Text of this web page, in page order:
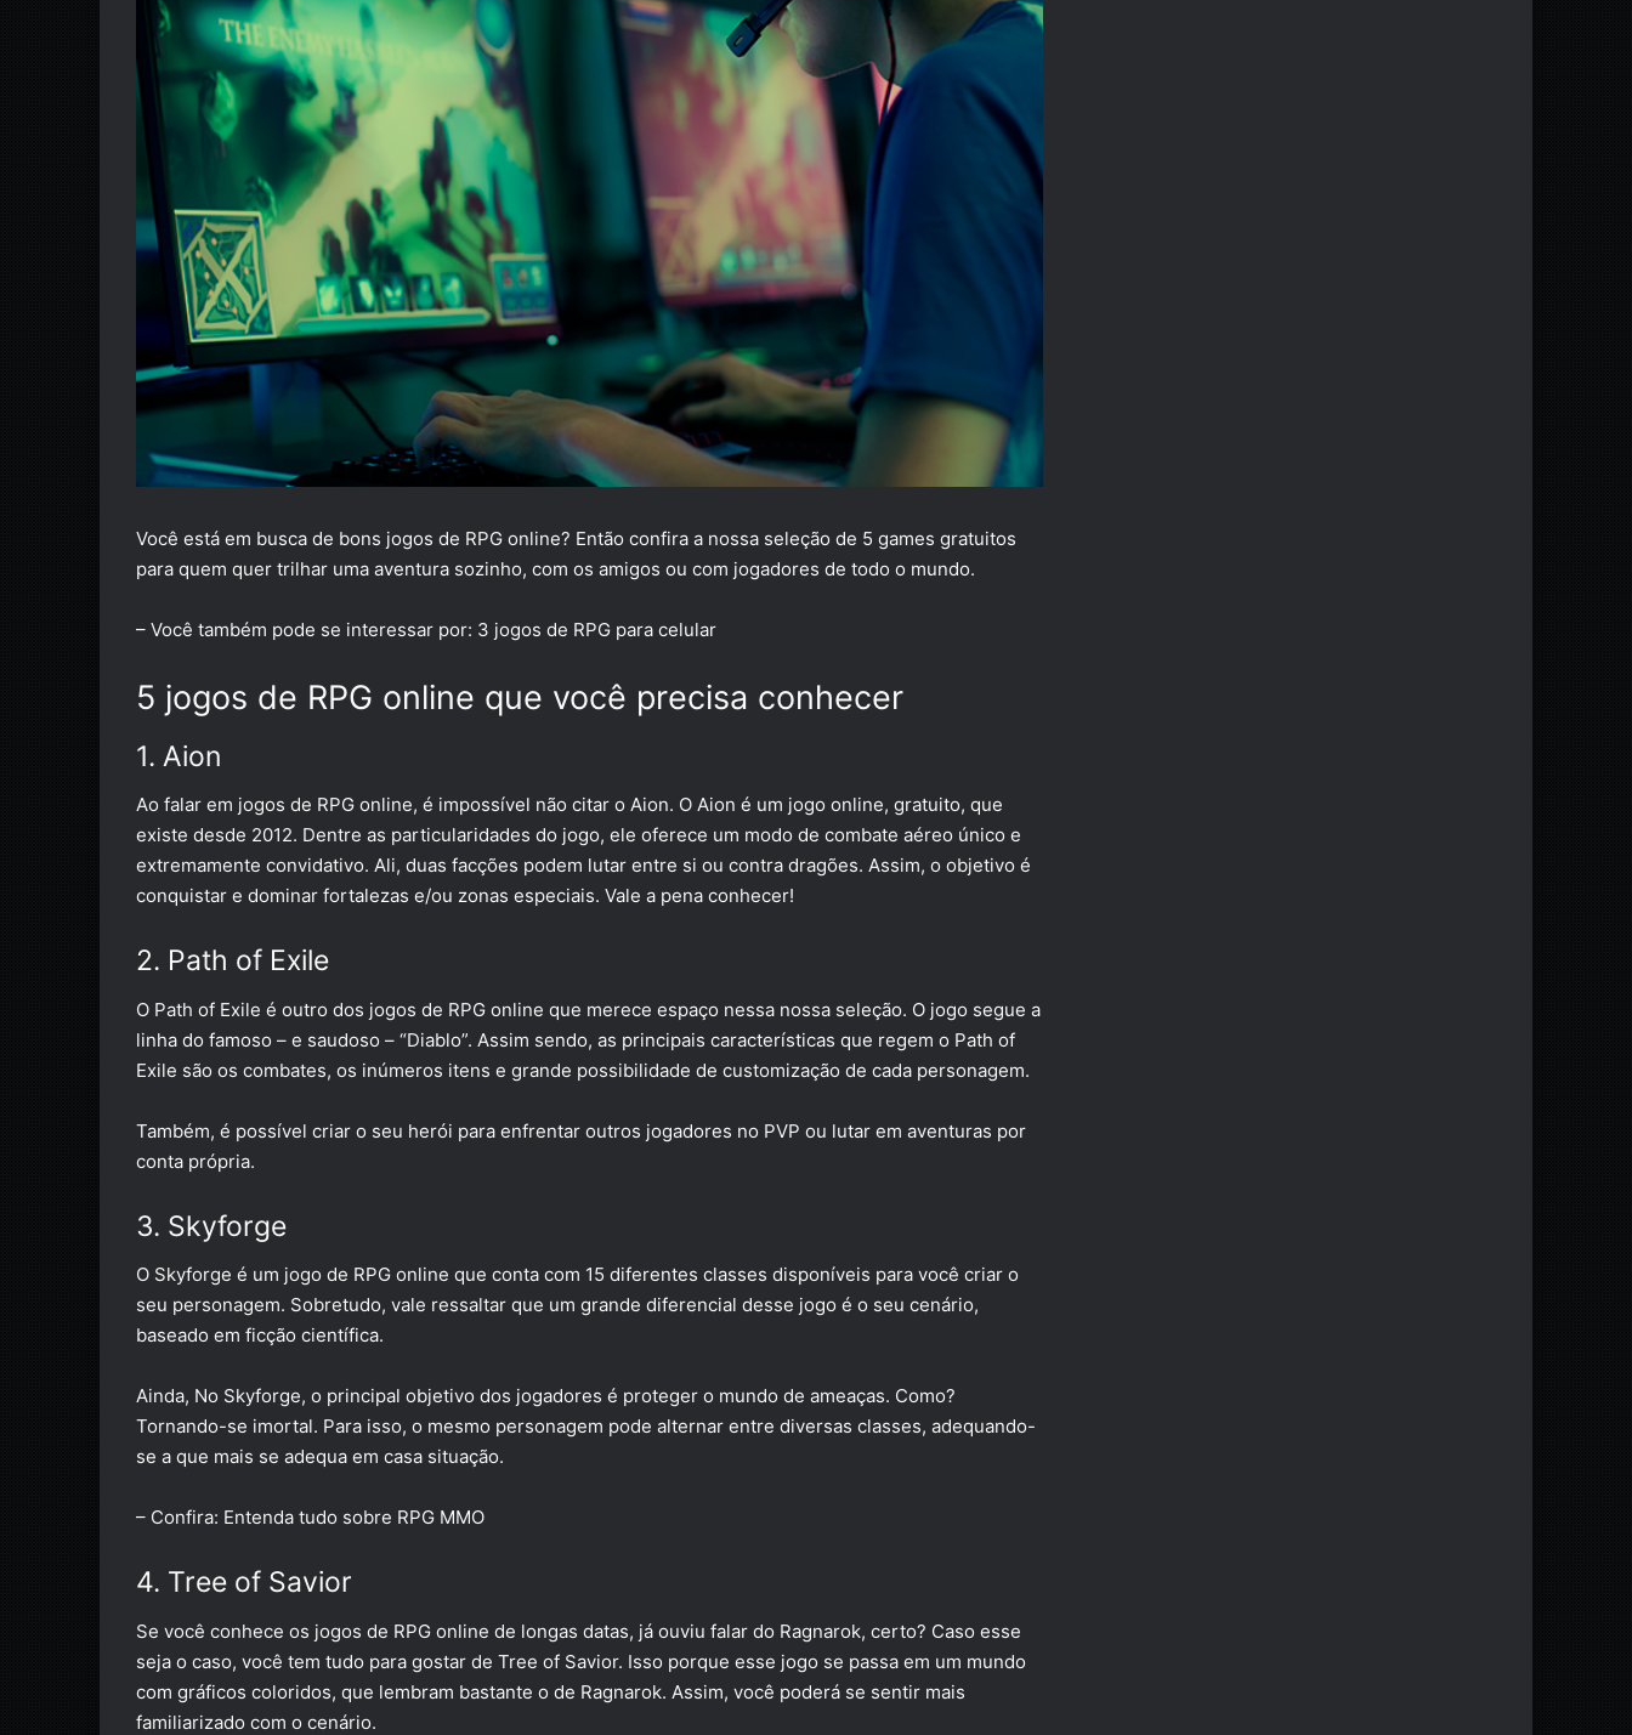
Você está em busca de bons jogos de RPG online? Então confira a nossa seleção de 5 games gratuitos
para quem quer trilhar uma aventura sozinho, com os amigos ou com jogadores de todo o mundo.
– Você também pode se interessar por: 3 jogos de RPG para celular
5 jogos de RPG online que você precisa conhecer
1. Aion
Ao falar em jogos de RPG online, é impossível não citar o Aion. O Aion é um jogo online, gratuito, que
existe desde 2012. Dentre as particularidades do jogo, ele oferece um modo de combate aéreo único e
extremamente convidativo. Ali, duas facções podem lutar entre si ou contra dragões. Assim, o objetivo é
conquistar e dominar fortalezas e/ou zonas especiais. Vale a pena conhecer!
2. Path of Exile
O Path of Exile é outro dos jogos de RPG online que merece espaço nessa nossa seleção. O jogo segue a
linha do famoso – e saudoso – “Diablo”. Assim sendo, as principais características que regem o Path of
Exile são os combates, os inúmeros itens e grande possibilidade de customização de cada personagem.
Também, é possível criar o seu herói para enfrentar outros jogadores no PVP ou lutar em aventuras por
conta própria.
3. Skyforge
O Skyforge é um jogo de RPG online que conta com 15 diferentes classes disponíveis para você criar o
seu personagem. Sobretudo, vale ressaltar que um grande diferencial desse jogo é o seu cenário,
baseado em ficção científica.
Ainda, No Skyforge, o principal objetivo dos jogadores é proteger o mundo de ameaças. Como?
Tornando-se imortal. Para isso, o mesmo personagem pode alternar entre diversas classes, adequando-
se a que mais se adequa em casa situação.
– Confira: Entenda tudo sobre RPG MMO
4. Tree of Savior
Se você conhece os jogos de RPG online de longas datas, já ouviu falar do Ragnarok, certo? Caso esse
seja o caso, você tem tudo para gostar de Tree of Savior. Isso porque esse jogo se passa em um mundo
com gráficos coloridos, que lembram bastante o de Ragnarok. Assim, você poderá se sentir mais
familiarizado com o cenário.